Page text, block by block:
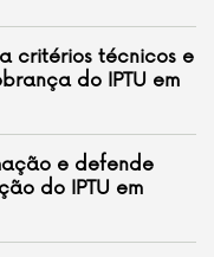
critérios técnicos e
do IPTU em
e defende
do IPTU em